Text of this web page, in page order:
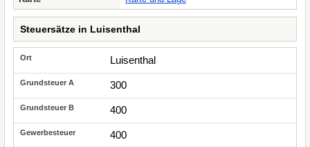
Steuersätze in Luisenthal
Luisenthal
300
400
400